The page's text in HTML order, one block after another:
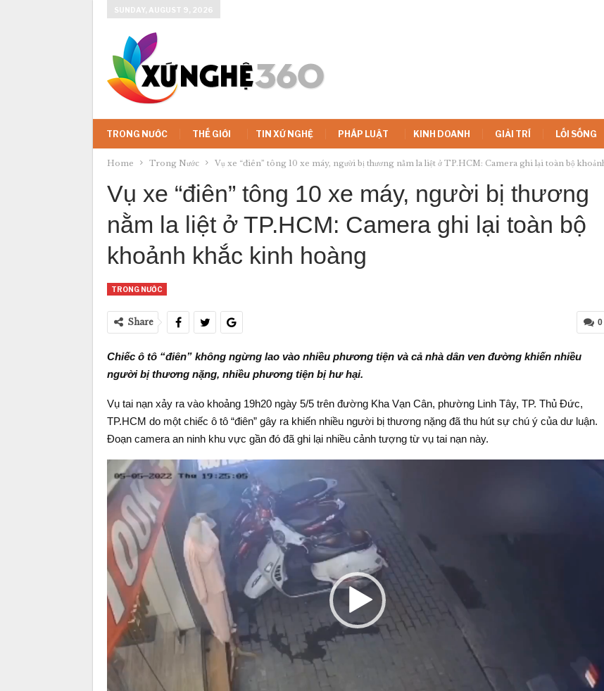
SUNDAY, AUGUST 9, 2026
TRONG NƯỚC THẾ GIỚI TIN XỨ NGHỆ PHÁP LUẬT KINH DOANH GIẢI TRÍ LỐI SỐNG
Home Trong Nước Vụ xe “điên” tông 10 xe máy, người bị thương nằm la liệt ở TP.HCM: Camera ghi lại toàn bộ
Vụ xe “điên” tông 10 xe máy, người bị thương
nằm la liệt ở TP.HCM: Camera ghi lại toàn bộ
khoảnh khắc kinh hoàng
TRONG NƯỚC
0
Share
Chiếc ô tô “điên” không ngừng lao vào nhiều phương tiện và cả nhà dân ven đường khiến nhiều
người bị thương nặng, nhiều phương tiện bị hư hại.
Vụ tai nạn xảy ra vào khoảng 19h20 ngày 5/5 trên đường Kha Vạn Cân, phường Linh Tây, TP. Thủ Đức,
TP.HCM do một chiếc ô tô “điên” gây ra khiến nhiều người bị thương nặng đã thu hút sự chú ý của dư luận.
Đoạn camera an ninh khu vực gần đó đã ghi lại nhiều cảnh tượng từ vụ tai nạn này.
Video
Player